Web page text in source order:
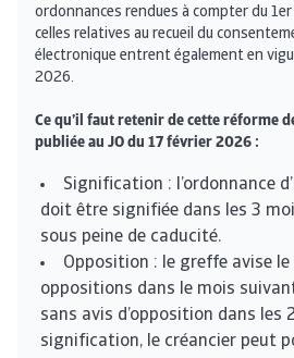
ordonnances rendues à compter du
celles relatives au recueil du
électronique entrent également en
2026.
Ce qu’il faut retenir de cette réforme
publiée au JO du 17 février 2026 :
Signification : l’ordonnance
doit être signifiée dans les 3
sous peine de caducité.
Opposition : le greffe avise le
oppositions dans le mois
sans avis d’opposition dans les
signification, le créancier peut